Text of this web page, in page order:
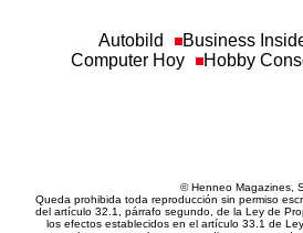
Autobild
Business
Computer Hoy
Hobby
© Henneo Magazines,
Queda prohibida toda reproducción sin permiso
del artículo 32.1, párrafo segundo, de la Ley de
los efectos establecidos en el artículo 33.1 de